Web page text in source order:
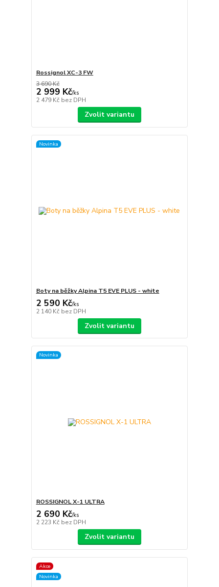
Rossignol XC-3 FW
3 690 Kč
2 999 Kč/ks
2 479 Kč bez DPH
Zvolit variantu
Novinka
Boty na běžky Alpina T5 EVE PLUS - white
2 590 Kč/ks
2 140 Kč bez DPH
Zvolit variantu
Novinka
ROSSIGNOL X-1 ULTRA
2 690 Kč/ks
2 223 Kč bez DPH
Zvolit variantu
Akce
Novinka